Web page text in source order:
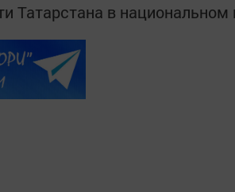
Татарстана в